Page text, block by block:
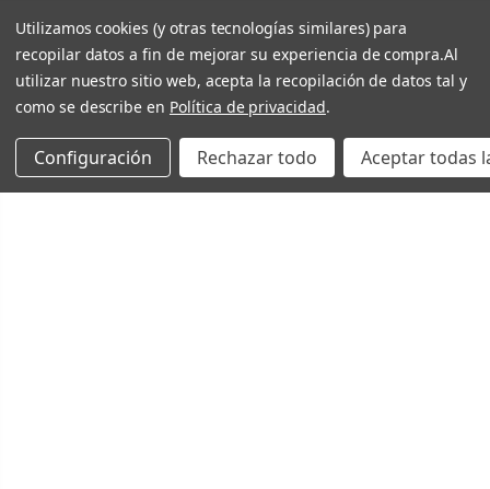
Utilizamos cookies (y otras tecnologías similares) para
recopilar datos a fin de mejorar su experiencia de compra.Al
utilizar nuestro sitio web, acepta la recopilación de datos tal y
como se describe en Política de privacidad.
Configuración Rechazar todo Aceptar todas